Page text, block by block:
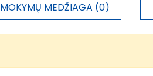
MOKYMŲ MEDŽIAGA (0)